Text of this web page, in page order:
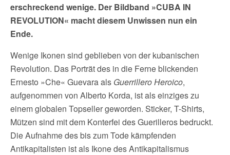
erschreckend wenige. Der Bildband »CUBA IN
REVOLUTION« macht diesem Unwissen nun ein
Ende.
Wenige Ikonen sind geblieben von der kubanischen
Revolution. Das Porträt des in die Ferne blickenden
Ernesto »Che« Guevara als Guerrillero Heroico,
aufgenommen von Alberto Korda, ist als einziges zu
einem globalen Topseller geworden. Sticker, T-Shirts,
Mützen sind mit dem Konterfei des Guerilleros bedruckt.
Die Aufnahme des bis zum Tode kämpfenden
Antikapitalisten ist als Ikone des Antikapitalismus